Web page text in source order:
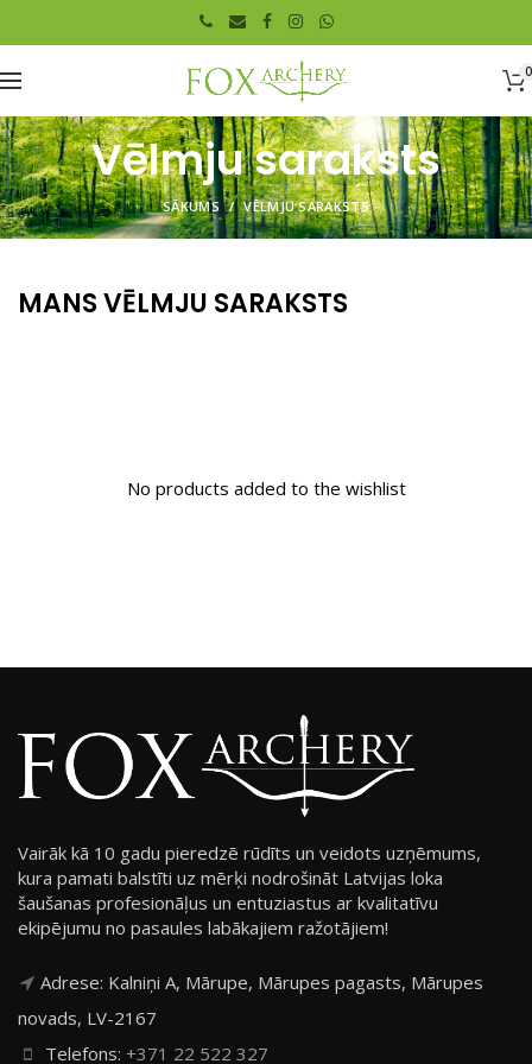
0
Vēlmju saraksts
SĀKUMS VĒLMJU SARAKSTS
MANS VĒLMJU SARAKSTS
No products added to the wishlist
Vairāk kā 10 gadu pieredzē rūdīts un veidots uzņēmums,
kura pamati balstīti uz mērķi nodrošināt Latvijas loka
šaušanas profesionāļus un entuziastus ar kvalitatīvu
ekipējumu no pasaules labākajiem ražotājiem!
Adrese: Kalniņi A, Mārupe, Mārupes pagasts, Mārupes
novads, LV-2167
Telefons: +371 22 522 327